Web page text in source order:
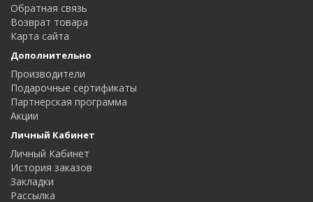
Обратная связь
Возврат товара
Карта сайта
Дополнительно
Производители
Подарочные сертификаты
Партнерская программа
Акции
Личный Кабинет
Личный Кабинет
История заказов
Закладки
Рассылка